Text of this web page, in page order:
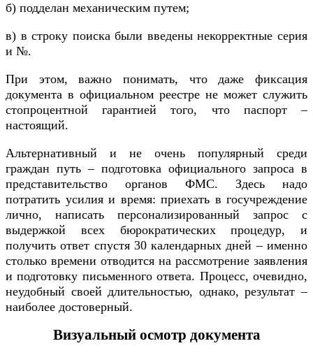
б) подделан механическим путем;
в) в строку поиска были введены некорректные серия
и №.
При этом, важно понимать, что даже фиксация
документа в официальном реестре не может служить
стопроцентной гарантией того, что паспорт –
настоящий.
Альтернативный и не очень популярный среди
граждан путь – подготовка официального запроса в
представительство органов ФМС. Здесь надо
потратить усилия и время: приехать в госучреждение
лично, написать персонализированный запрос с
выдержкой всех бюрократических процедур, и
получить ответ спустя 30 календарных дней – именно
столько времени отводится на рассмотрение заявления
и подготовку письменного ответа. Процесс, очевидно,
неудобный своей длительностью, однако, результат –
наиболее достоверный.
Визуальный осмотр документа